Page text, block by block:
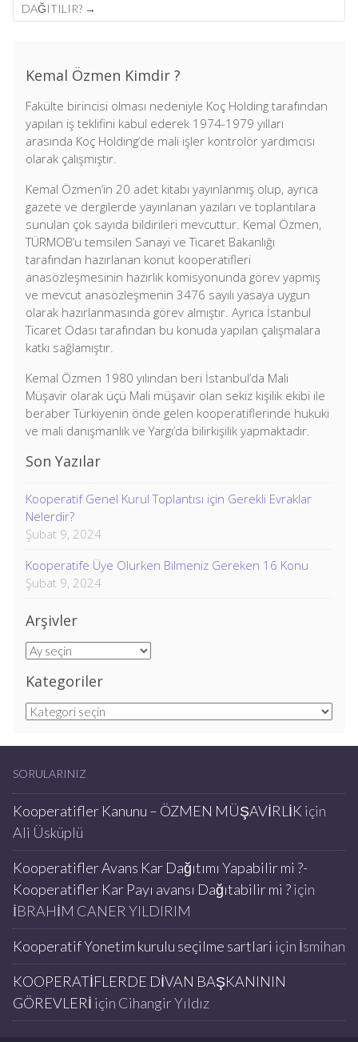
DAĞITILIR? →
Kemal Özmen Kimdir ?
Fakülte birincisi olması nedeniyle Koç Holding tarafından
yapılan iş teklifini kabul ederek 1974-1979 yılları
arasında Koç Holding’de mali işler kontrolör yardımcısı
olarak çalışmıştır.
Kemal Özmen’in 20 adet kitabı yayınlanmış olup, ayrıca
gazete ve dergilerde yayınlanan yazıları ve toplantılara
sunulan çok sayıda bildirileri mevcuttur. Kemal Özmen,
TÜRMOB’u temsilen Sanayi ve Ticaret Bakanlığı
tarafından hazırlanan konut kooperatifleri
anasözleşmesinin hazırlık komisyonunda görev yapmış
ve mevcut anasözleşmenin 3476 sayılı yasaya uygun
olarak hazırlanmasında görev almıştır. Ayrıca İstanbul
Ticaret Odası tarafından bu konuda yapılan çalışmalara
katkı sağlamıştır.
Kemal Özmen 1980 yılından beri İstanbul’da Mali
Müşavir olarak üçü Mali müşavir olan sekiz kişilik ekibi ile
beraber Türkiyenin önde gelen kooperatiflerinde hukuki
ve mali danışmanlık ve Yargı’da bilirkişilik yapmaktadır.
Son Yazılar
Kooperatif Genel Kurul Toplantısı için Gerekli Evraklar
Nelerdir?
Şubat 9, 2024
Kooperatife Üye Olurken Bilmeniz Gereken 16 Konu
Şubat 9, 2024
Arşivler
Arşivler
Kategoriler
Kategoriler
SORULARINIZ
Kooperatifler Kanunu – ÖZMEN MÜŞAVİRLİK için
Ali Üsküplü
Kooperatifler Avans Kar Dağıtımı Yapabilir mi ?-
Kooperatifler Kar Payı avansı Dağıtabilir mi ?için
İBRAHİM CANER YILDIRIM
Kooperatif Yonetim kurulu seçilme sartlari için İsmihan
KOOPERATİFLERDE DİVAN BAŞKANININ
GÖREVLERİ için Cihangir Yıldız